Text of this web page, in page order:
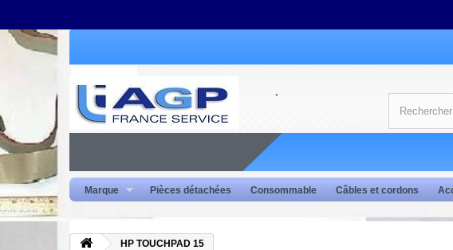
Marque Pièces détachées Consommable Câbles et cordons
HP TOUCHPAD 15